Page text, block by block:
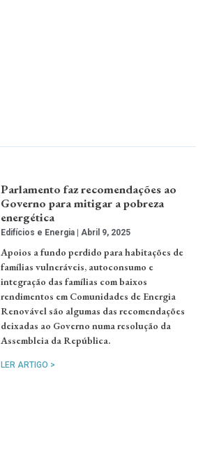
Parlamento faz recomendações ao
Governo para mitigar a pobreza
energética
Edifícios e Energia Abril 9, 2025
Apoios a fundo perdido para habitações de
famílias vulneráveis, autoconsumo e
integração das famílias com baixos
rendimentos em Comunidades de Energia
Renovável são algumas das recomendações
deixadas ao Governo numa resolução da
Assembleia da República.
LER ARTIGO >